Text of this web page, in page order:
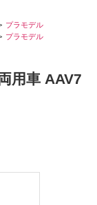
プラモデル
プラモデル
用車 AAV7